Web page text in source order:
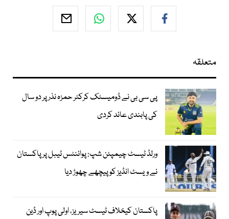
متعلقہ
پی سی بی نے ڈومیسٹک کرکٹر حمزہ نذر پر دو سال
کی پابندی عائد کردی
ورلڈ ٹیسٹ چیمپئن شپ: پوائنٹس ٹیبل پر پاکستان
نے ویسٹ انڈیز کو پیچھے چھوڑ دیا
پاکستان کیخلاف ٹیسٹ سیریز، اولی پوپ اور ڈین